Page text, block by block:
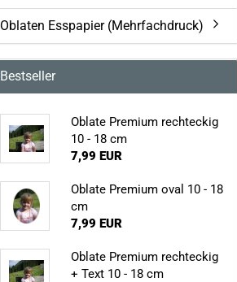
Oblaten Esspapier (Mehrfachdruck)
Bestseller
Oblate Premium rechteckig
10 - 18 cm
7,99 EUR
Oblate Premium oval 10 - 18
cm
7,99 EUR
Oblate Premium rechteckig
+ Text 10 - 18 cm